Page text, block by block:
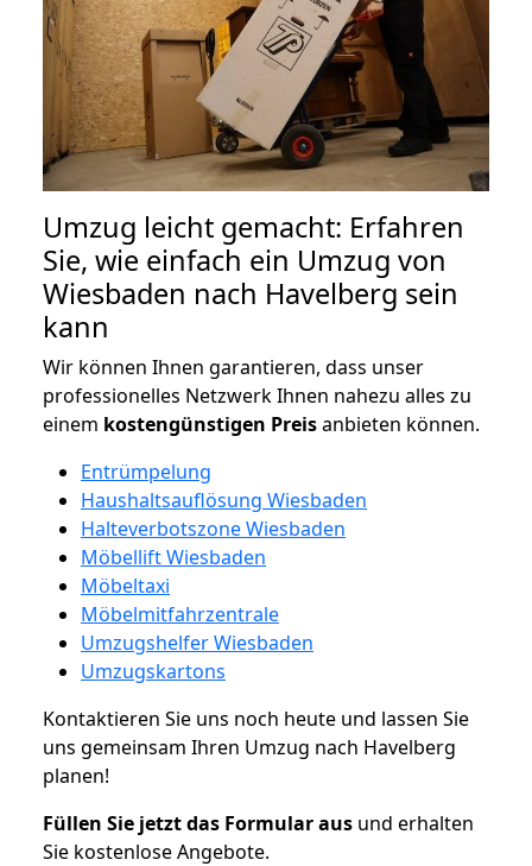
Umzug leicht gemacht: Erfahren
Sie, wie einfach ein Umzug von
Wiesbaden nach Havelberg sein
kann
Wir können Ihnen garantieren, dass unser
professionelles Netzwerk Ihnen nahezu alles zu
einem kostengünstigen Preisanbieten können.
Entrümpelung
Haushaltsauflösung Wiesbaden
Halteverbotszone Wiesbaden
Möbellift Wiesbaden
Möbeltaxi
Möbelmitfahrzentrale
Umzugshelfer Wiesbaden
Umzugskartons
Kontaktieren Sie uns noch heute und lassen Sie
uns gemeinsam Ihren Umzug nach Havelberg
planen!
Füllen Sie jetzt das Formular aus und erhalten
Sie kostenlose Angebote.